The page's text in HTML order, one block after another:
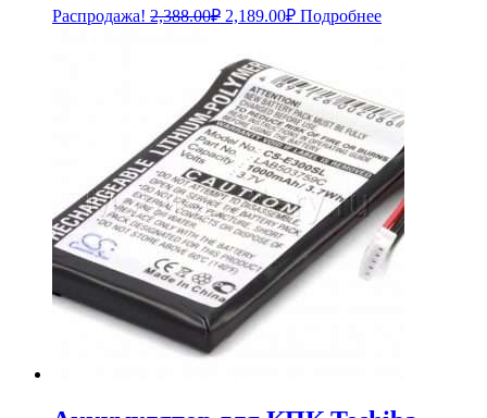
Распродажа! 2,388.00₽ Первоначальная
2,388.00₽.
2,189.00₽Текущая
цена:
Подробнее